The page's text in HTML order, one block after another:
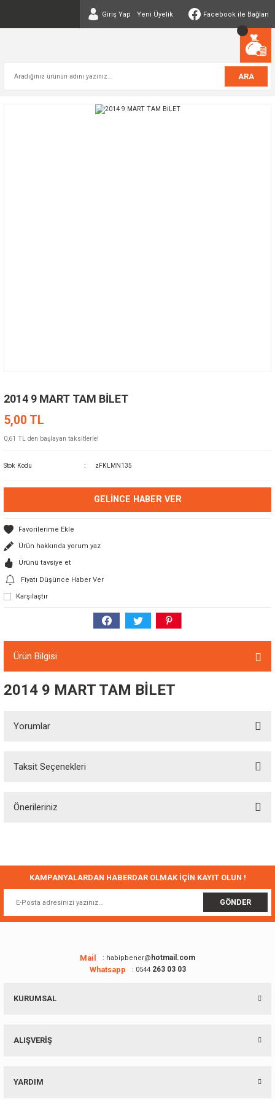
Giriş Yap Yeni Üyelik Facebook ile Bağlan
ARA
2014 9 MART TAM BİLET
5,00 TL
0,61 TL den başlayan taksitlerle!
Stok Kodu zFKLMN135
GELINCE HABER VER
Ürün hakkında yorum yaz
Ürünü tavsiye et
Fiyatı Düşünce Haber Ver
Karşılaştır
Ürün Bilgisi
2014 9 MART TAM BİLET
Yorumlar
Taksit Seçenekleri
Önerileriniz
Ürün resmi kalitesiz, bozuk veya görüntülenemiyor.
Ürün fiyatı diğer sitelerden daha pahalı.
Bu ürüne benzer farklı alternatifler olmalı.
KAMPANYALARDAN HABERDAR OLMAK İÇİN KAYIT OLUN !
GÖNDER
Mail : habipbener@ hotmail.com
Whatsapp : 0544263 03 03
KURUMSAL
ALIŞVERİŞ
YARDIM